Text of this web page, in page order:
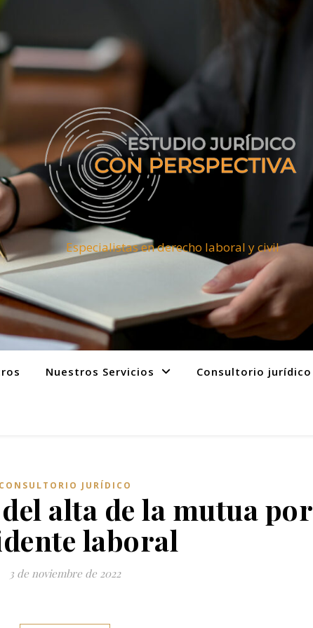
Especialistas en derecho laboral y civil
Nuestros Servicios Consultorio jurídico
CONSULTORIO JURÍDICO
alta de la mutua por
laboral
3 de noviembre de 2022